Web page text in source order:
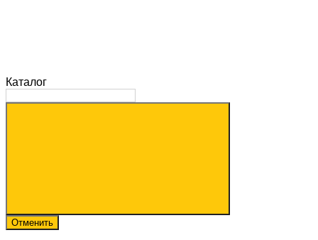
Каталог
Отменить